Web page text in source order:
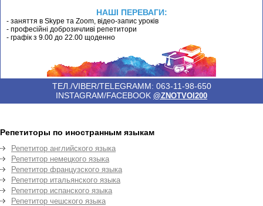
НАШІ ПЕРЕВАГИ:
- заняття в Skype та Zoom, відео-запис уроків
- професійні доброзичливі репетитори
- графік з 9.00 до 22.00 щоденно
ТЕЛ./VIBER/TELEGRAMM: 063-11-98-650
INSTAGRAM/FACEBOOK @ZNOTVOI200
Репетиторы по иностранным языкам
Репетитор английского языка
Репетитор немецкого языка
Репетитор французского языка
Репетитор итальянского языка
Репетитор испанского языка
Репетитор чешского языка